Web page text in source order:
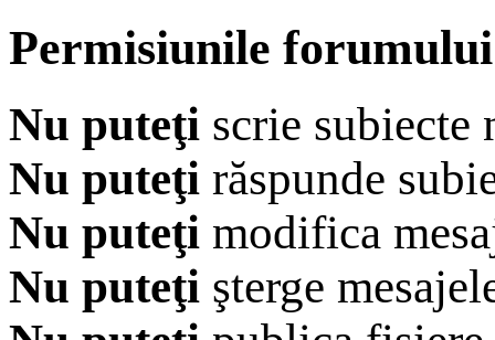
Permisiunile forumului
Nu puteţi scrie subiecte
Nu puteţi răspunde
Nu puteţi modifica
Nu puteţi şterge